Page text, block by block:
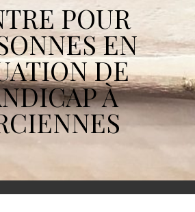
POUR
EN
DE
À